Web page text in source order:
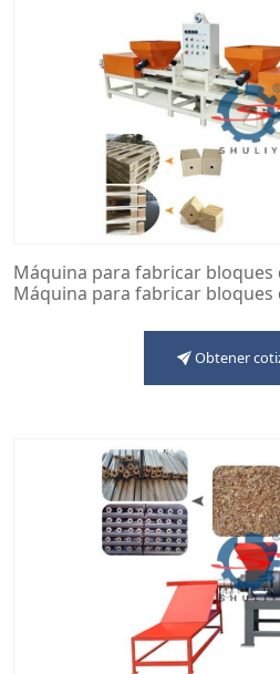
Máquina para fabricar bloques
Máquina para fabricar bloques
Obtener